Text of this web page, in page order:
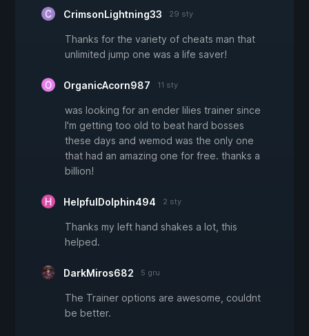
CrimsonLightning33 29 sty
Thanks for the variety of cheats man that
unlimited jump one was a life saver!
OrganicAcorn987 11 sty
was looking for an ender lilies trainer since
I'm getting too old to beat hard bosses
these days and wemod was the only one
that had an amazing one for free. thanks a
billion!
HelpfulDolphin494 2 sty
Thanks my left hand shakes a lot, this
helped.
DarkMiros682 5 gru
The Trainer options are awesome, couldnt
be better.